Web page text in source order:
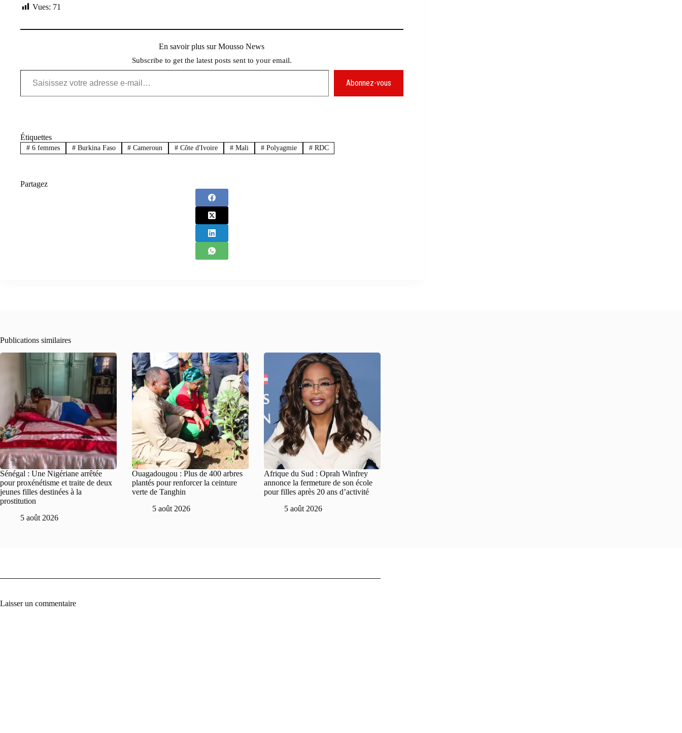
Vues: 71
En savoir plus sur Mousso News
Subscribe to get the latest posts sent to your email.
Saisissez votre adresse e-mail…
Abonnez-vous
Étiquettes
#6 femmes #Burkina Faso # Cameroun # Côte d'Ivoire # Mali #Polyagmie #RDC
Partagez
Publications similaires
Sénégal : Une Nigériane arrêtée
pour proxénétisme et traite de deux
jeunes filles destinées à la
prostitution
5 août 2026
Ouagadougou : Plus de 400 arbres
plantés pour renforcer la ceinture
verte de Tanghin
5 août 2026
Afrique du Sud : Oprah Winfrey
annonce la fermeture de son école
pour filles après 20 ans d’activité
5 août 2026
Laisser un commentaire